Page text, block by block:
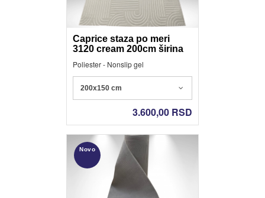
Caprice staza po meri
3120 cream 200cm širina
Poliester - Nonslip gel
200x150 cm
3.600,00 RSD
Novo